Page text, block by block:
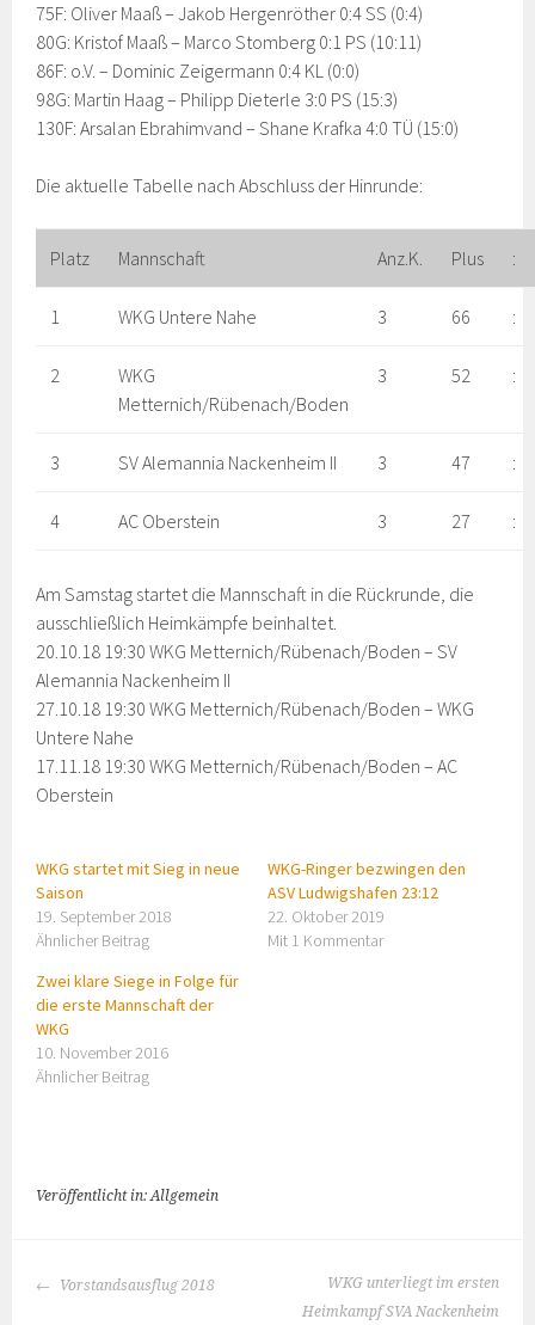
75F: Oliver Maaß – Jakob Hergenröther 0:4 SS (0:4)
80G: Kristof Maaß – Marco Stomberg 0:1 PS (10:11)
86F: o.V. – Dominic Zeigermann 0:4 KL (0:0)
98G: Martin Haag – Philipp Dieterle 3:0 PS (15:3)
130F: Arsalan Ebrahimvand – Shane Krafka 4:0 TÜ (15:0)
Die aktuelle Tabelle nach Abschluss der Hinrunde:
Platz Mannschaft Anz.K. Plus :
1 WKG Untere Nahe 3 66 :
2
WKG
Metternich/Rübenach/Boden
3 52 :
3 SV Alemannia Nackenheim II 3 47 :
4 AC Oberstein 3 27 :
Am Samstag startet die Mannschaft in die Rückrunde, die
ausschließlich Heimkämpfe beinhaltet.
20.10.18 19:30 WKG Metternich/Rübenach/Boden – SV
Alemannia Nackenheim II
27.10.18 19:30 WKG Metternich/Rübenach/Boden – WKG
Untere Nahe
17.11.18 19:30 WKG Metternich/Rübenach/Boden – AC
Oberstein
WKG startet mit Sieg in neue
Saison
19. September 2018
Ähnlicher Beitrag
WKG-Ringer bezwingen den
ASV Ludwigshafen 23:12
22. Oktober 2019
Mit 1 Kommentar
Zwei klare Siege in Folge für
die erste Mannschaft der
WKG
10. November 2016
Ähnlicher Beitrag
Veröffentlicht in: Allgemein
BEITRAGS-
Vorstandsausflug 2018
WKG unterliegt im ersten
Heimkampf SVA Nackenheim